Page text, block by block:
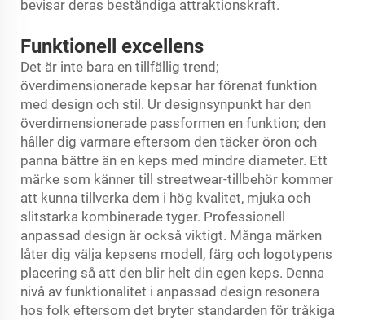
bevisar deras beständiga attraktionskraft.
Funktionell excellens
Det är inte bara en tillfällig trend;
överdimensionerade kepsar har förenat funktion
med design och stil. Ur designsynpunkt har den
överdimensionerade passformen en funktion; den
håller dig varmare eftersom den täcker öron och
panna bättre än en keps med mindre diameter. Ett
märke som känner till streetwear-tillbehör kommer
att kunna tillverka dem i hög kvalitet, mjuka och
slitstarka kombinerade tyger. Professionell
anpassad design är också viktigt. Många märken
låter dig välja kepsens modell, färg och logotypens
placering så att den blir helt din egen keps. Denna
nivå av funktionalitet i anpassad design resonera
hos folk eftersom det bryter standarden för tråkiga